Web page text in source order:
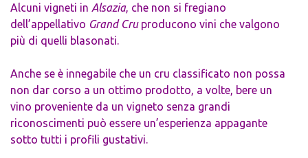
Alcuni vigneti in Alsazia, che non si fregiano
dell’appellativo Grand Cruproducono vini che valgono
più di quelli blasonati.
Anche se è innegabile che un cru classificato non possa
non dar corso a un ottimo prodotto, a volte, bere un
vino proveniente da un vigneto senza grandi
riconoscimenti può essere un’esperienza appagante
sotto tutti i profili gustativi.